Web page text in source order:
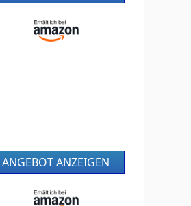
ANGEBOT ANZEIGEN